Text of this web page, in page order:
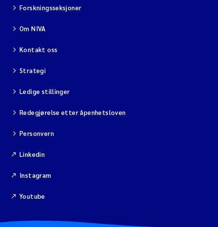
Forskningsseksjoner
Om NIVA
Kontakt oss
Strategi
Ledige stillinger
Redegjørelse etter åpenhetsloven
Personvern
Linkedin
Instagram
Youtube